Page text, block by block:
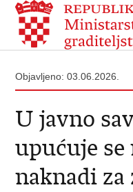
Objavljeno: 03.06.2026.
U javno
upućuje se
naknadi za